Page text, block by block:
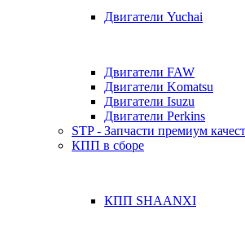
Двигатели Yuchai
Двигатели FAW
Двигатели Komatsu
Двигатели Isuzu
Двигатели Perkins
STP - Запчасти премиум
КПП в сборе
КПП SHAANXI